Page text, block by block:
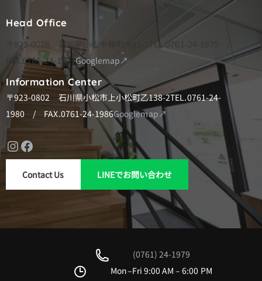
ジ
送
り
Head Office
〒923-0028 石川県小松市梯町ホ15-1
TEL.0761-24-1979 /
FAX.0761-24-1997Googlemap↗
Information Center
〒923-0802 石川県小松市上小松町乙138-2TEL.0761-24-
1980 / FAX.0761-24-1986Googlemap↗
Instagram
Facebook
Contact Us LINEでお問い合わせ
(0761) 24-1979
Mon–Fri 9:00 AM – 6:00 PM